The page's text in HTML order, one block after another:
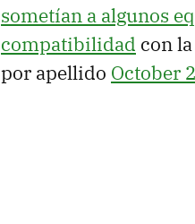
sometían a algunos
compatibilidad con la
por apellido October